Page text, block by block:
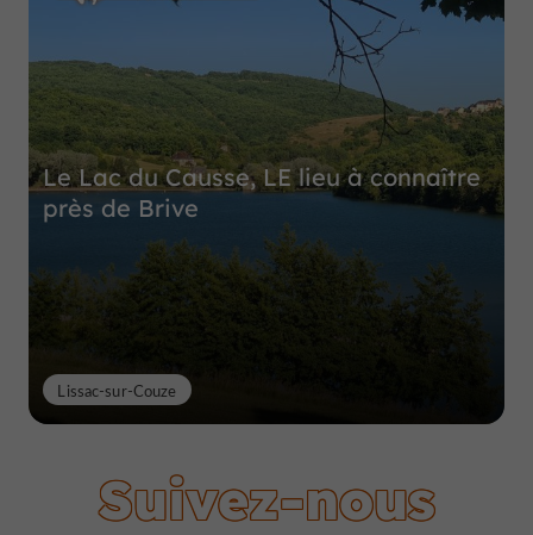
Le Lac du Causse, LE lieu à connaître
près de Brive
Lissac-sur-Couze
Suivez-nous